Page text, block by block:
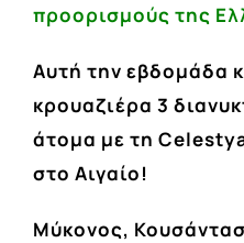
προορισμούς της
Αυτή την εβδομάδα
κρουαζιέρα 3
άτομα με τη
στο Αιγαίο!
Μύκονος,